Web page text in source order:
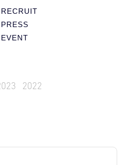
RECRUIT
PRESS
EVENT
2022